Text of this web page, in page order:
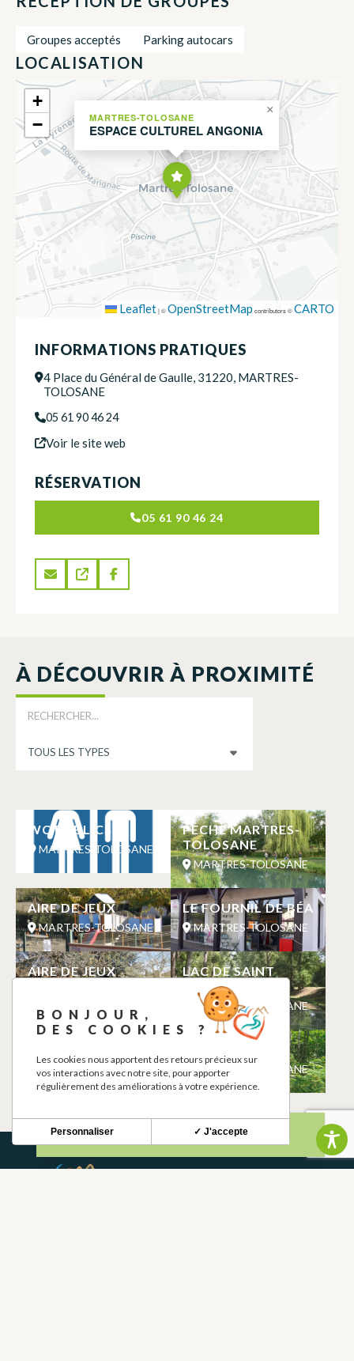
Groupes acceptés Parking autocars
LOCALISATION
MARTRES-TOLOSANE
ESPACE CULTUREL ANGONIA
×
+
−
Leaflet|©OpenStreetMap contributors ©CARTO
INFORMATIONS PRATIQUES
4 Place du Général de Gaulle, 31220, MARTRES-
TOLOSANE
05 61 90 46 24
Voir le site web
RÉSERVATION
05 61 90 46 24
À DÉCOUVRIR À PROXIMITÉ
WC PUBLICS
MARTRES-TOLOSANE
PECHE MARTRES-
TOLOSANE
MARTRES-TOLOSANE
AIRE DE JEUX
MARTRES-TOLOSANE
LE FOURNIL DE BÉA
MARTRES-TOLOSANE
AIRE DE JEUX
LAC DE SAINT
VIDIAN
MARTRES-TOLOSANE
POTABLE
MARTRES-TOLOSANE
MARTRES-TOLOSANE
BONJOUR,
DES COOKIES ?
Les cookies nous apportent des retours précieux sur
vos interactions avec notre site, pour apporter
régulièrement des améliorations à votre expérience.
✓ J'accepte
Personnaliser